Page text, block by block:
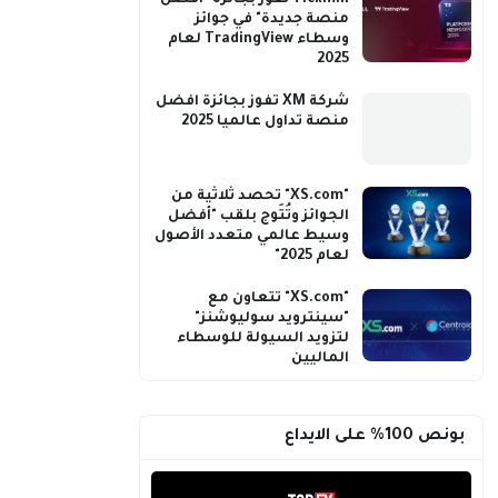
منصة جديدة" في جوائز
وسطاء TradingView لعام
2025
شركة XM تفوز بجائزة افضل
منصة تداول عالميا 2025
"XS.com" تحصد ثلاثية من
الجوائز وتُتَوج بلقب "أفضل
وسيط عالمي متعدد الأصول
لعام 2025"
"XS.com" تتعاون مع
"سينترويد سوليوشنز"
لتزويد السيولة للوسطاء
الماليين
بونص 100% على الايداع